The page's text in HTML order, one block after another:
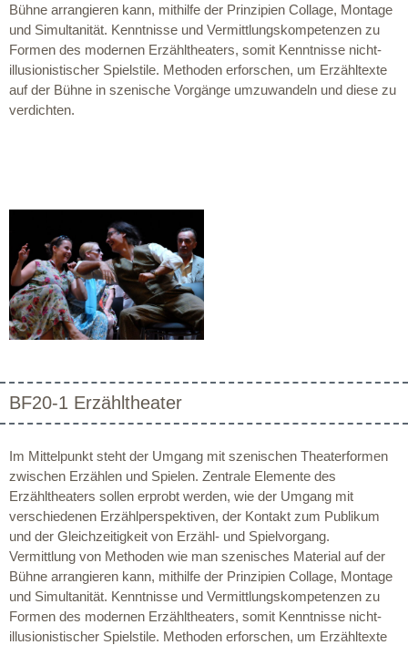
Bühne arrangieren kann, mithilfe der Prinzipien Collage, Montage
und Simultanität. Kenntnisse und Vermittlungskompetenzen zu
Formen des modernen Erzähltheaters, somit Kenntnisse nicht-
illusionistischer Spielstile. Methoden erforschen, um Erzähltexte
auf der Bühne in szenische Vorgänge umzuwandeln und diese zu
verdichten.
BF20-1 Erzähltheater
Im Mittelpunkt steht der Umgang mit szenischen Theaterformen
zwischen Erzählen und Spielen. Zentrale Elemente des
Erzähltheaters sollen erprobt werden, wie der Umgang mit
verschiedenen Erzählperspektiven, der Kontakt zum Publikum
und der Gleichzeitigkeit von Erzähl- und Spielvorgang.
Vermittlung von Methoden wie man szenisches Material auf der
Bühne arrangieren kann, mithilfe der Prinzipien Collage, Montage
und Simultanität. Kenntnisse und Vermittlungskompetenzen zu
Formen des modernen Erzähltheaters, somit Kenntnisse nicht-
illusionistischer Spielstile. Methoden erforschen, um Erzähltexte